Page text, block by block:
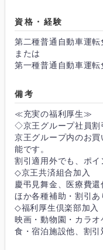
資格・経験
第二種普通自動車運転
または
第一種普通自動車運
備考
≪充実の福利厚生≫
◇京王グループ社員割
京王グループ内のお
能です。
割引適用外でも、ポイ
◇京王共済組合加入
慶弔見舞金、医療費
ほか各種補助・割引あ
◇福利厚生倶楽部加入
映画・動物園・カラ
食・宿泊施設他、割引